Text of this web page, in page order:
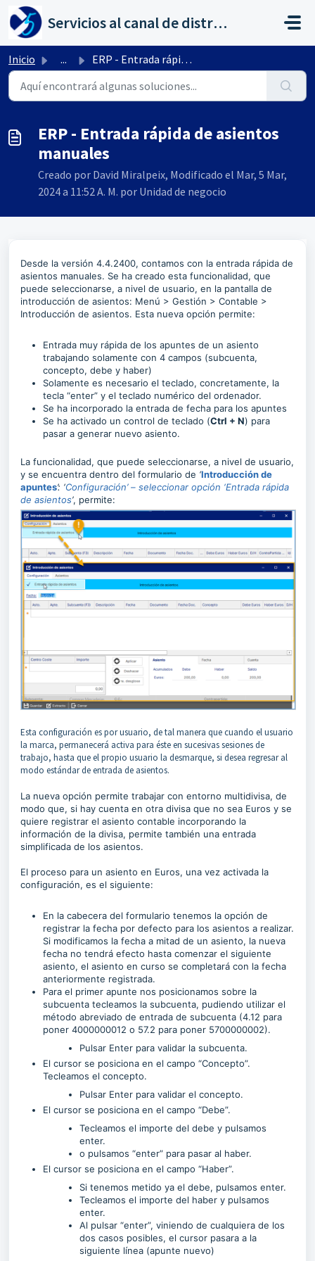
Saltar al contenido principal
Servicios al canal de distribución de AHORA
Inicio ... ERP - Entrada rápida de asientos manuales
ERP - Entrada rápida de asientos
manuales
Creado por David Miralpeix, Modificado el Mar, 5 Mar,
2024 a 11:52 A. M. por Unidad de negocio
Desde la versión 4.4.2400, contamos con la entrada rápida de
asientos manuales. Se ha creado esta funcionalidad, que
puede seleccionarse, a nivel de usuario, en la pantalla de
introducción de asientos: Menú > Gestión > Contable >
Introducción de asientos. Esta nueva opción permite:
Entrada muy rápida de los apuntes de un asiento
trabajando solamente con 4 campos (subcuenta,
concepto, debe y haber)
Solamente es necesario el teclado, concretamente, la
tecla “enter” y el teclado numérico del ordenador.
Se ha incorporado la entrada de fecha para los apuntes
Se ha activado un control de teclado (Ctrl + N) para
pasar a generar nuevo asiento.
La funcionalidad, que puede seleccionarse, a nivel de usuario,
y se encuentra dentro del formulario de ‘Introducción de
apuntes’: ‘Configuración’ – seleccionar opción ‘Entrada rápida
de asientos’, permite:
Esta configuración es por usuario, de tal manera que cuando el usuario
la marca, permanecerá activa para éste en sucesivas sesiones de
trabajo, hasta que el propio usuario la desmarque, si desea regresar al
modo estándar de entrada de asientos.
La nueva opción permite trabajar con entorno multidivisa, de
modo que, si hay cuenta en otra divisa que no sea Euros y se
quiere registrar el asiento contable incorporando la
información de la divisa, permite también una entrada
simplificada de los asientos.
El proceso para un asiento en Euros, una vez activada la
configuración, es el siguiente:
En la cabecera del formulario tenemos la opción de
registrar la fecha por defecto para los asientos a realizar.
Si modificamos la fecha a mitad de un asiento, la nueva
fecha no tendrá efecto hasta comenzar el siguiente
asiento, el asiento en curso se completará con la fecha
anteriormente registrada.
Para el primer apunte nos posicionamos sobre la
subcuenta tecleamos la subcuenta, pudiendo utilizar el
método abreviado de entrada de subcuenta (4.12 para
poner 4000000012 o 57.2 para poner 5700000002).
Pulsar Enter para validar la subcuenta.
El cursor se posiciona en el campo “Concepto”.
Tecleamos el concepto.
Pulsar Enter para validar el concepto.
El cursor se posiciona en el campo “Debe”.
Tecleamos el importe del debe y pulsamos
enter.
o pulsamos “enter” para pasar al haber.
El cursor se posiciona en el campo “Haber”.
Si tenemos metido ya el debe, pulsamos enter.
Tecleamos el importe del haber y pulsamos
enter.
Al pulsar “enter”, viniendo de cualquiera de los
dos casos posibles, el cursor pasara a la
siguiente línea (apunte nuevo)